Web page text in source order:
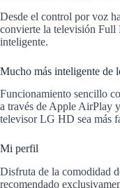
Desde el control por voz
convierte la televisión Full
inteligente.
Mucho más inteligente de
Funcionamiento sencillo
a través de Apple AirPlay
televisor LG HD sea más
Mi perfil
Disfruta de la comodidad
recomendado